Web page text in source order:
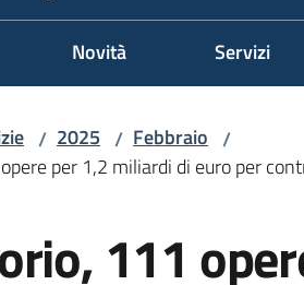
Novità Servizi
/ 2025 / Febbraio /
per 1,2 miliardi di euro per
111